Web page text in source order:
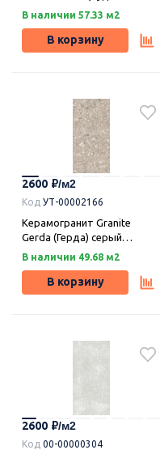
бежевый лаппатированный
В наличии 57.33 м2
В корзину
2600
Код УТ-00002166
Керамогранит Granite
Gerda (Герда) серый
матовый MR 120х59,9,
В наличии 49.68 м2
В корзину
2600
Код 00-00000304